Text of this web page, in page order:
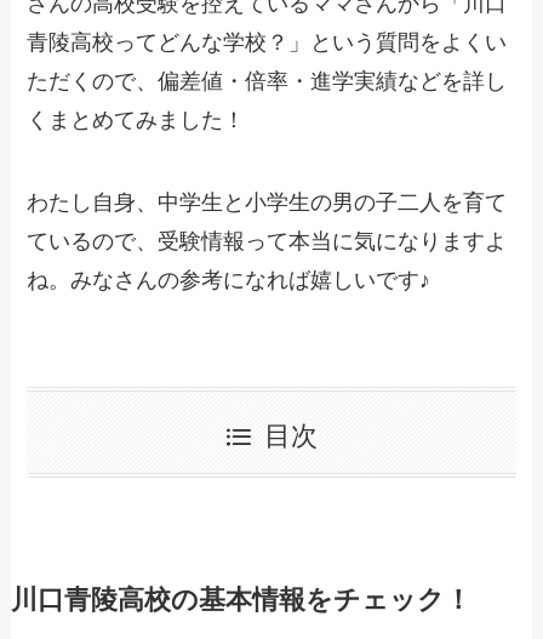
青陵高校ってどんな学校？」という質問をよくい
ただくので、偏差値・倍率・進学実績などを詳し
くまとめてみました！
わたし自身、中学生と小学生の男の子二人を育て
ているので、受験情報って本当に気になりますよ
ね。みなさんの参考になれば嬉しいです♪
目次
川口青陵高校の基本情報をチェック！